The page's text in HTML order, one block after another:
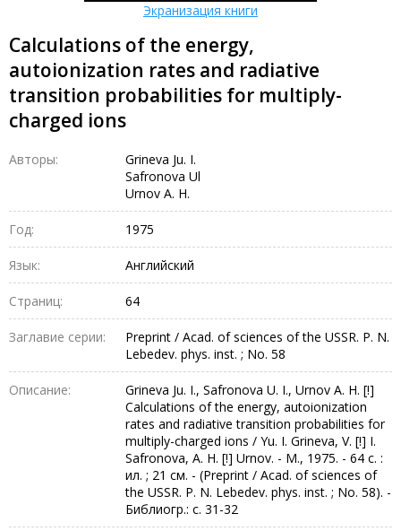
Экранизация книги
Calculations of the energy,
autoionization rates and radiative
transition probabilities for multiply-
charged ions
Авторы:
Grineva Ju. I.
Safronova Ul
Urnov A. H.
Год: 1975
Язык: Английский
Страниц: 64
Заглавие серии:
Preprint / Acad. of sciences of the USSR. P. N.
Lebedev. phys. inst. ; No. 58
Описание:
Grineva Ju. I., Safronova U. I., Urnov A. H. [!]
Calculations of the energy, autoionization
rates and radiative transition probabilities for
multiply-charged ions / Yu. I. Grineva, V. [!] I.
Safronova, A. H. [!] Urnov. - M., 1975. - 64 с. :
ил. ; 21 см. - (Preprint / Acad. of sciences of
the USSR. P. N. Lebedev. phys. inst. ; No. 58). -
Библиогр.: с. 31-32